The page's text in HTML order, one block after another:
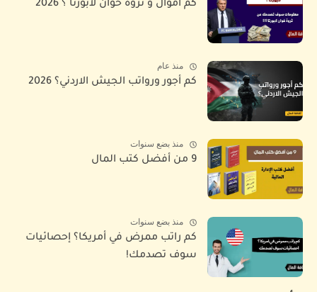
كم اموال و ثروة خوان لابورتا ؟ 2026
منذ عام
كم أجور ورواتب الجيش الاردني؟ 2026
منذ بضع سنوات
منذ بضع سنوات
كم راتب ممرض في أمريكا؟ إحصائيات
سوف تصدمك!